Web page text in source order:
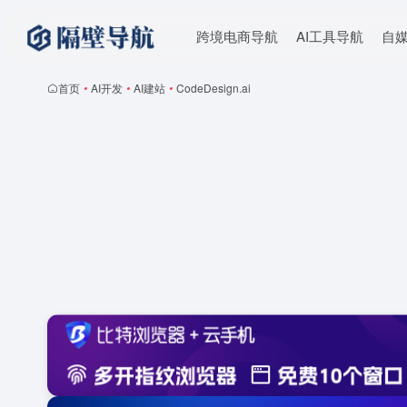
跨境电商导航 AI工具导航 自
首页 • AI开发 • AI建站 • CodeDesign.ai